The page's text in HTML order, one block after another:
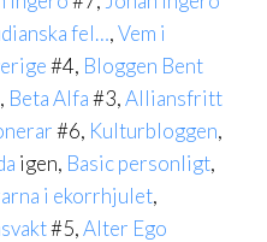
fel…,Vem i
#4, Bloggen Bent
Beta Alfa#3,Alliansfritt
#6, Kulturbloggen,
igen, Basic personligt,
i ekorrhjulet,
#5,Alter Ego